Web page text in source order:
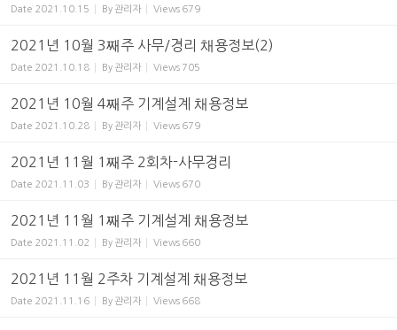
Date 2021.10.15 By 관리자 Views 679
2021년 10월 3째주 사무/경리 채용정보(2)
Date 2021.10.18 By 관리자 Views 705
2021년 10월 4째주 기계설계 채용정보
Date 2021.10.28 By 관리자 Views 679
2021년 11월 1째주 2회차-사무경리
Date 2021.11.03 By 관리자 Views 670
2021년 11월 1째주 기계설계 채용정보
Date 2021.11.02 By 관리자 Views 660
2021년 11월 2주차 기계설계 채용정보
Date 2021.11.16 By 관리자 Views 668